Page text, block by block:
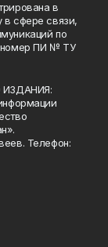
в
в сфере связи,
по
номер ПИ № ТУ
ИЗДАНИЯ:
Телефон: